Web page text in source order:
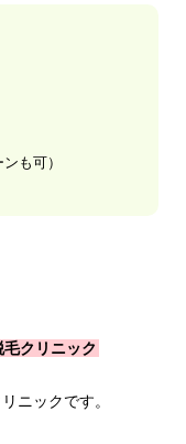
も可）
クリニック
ニックです。